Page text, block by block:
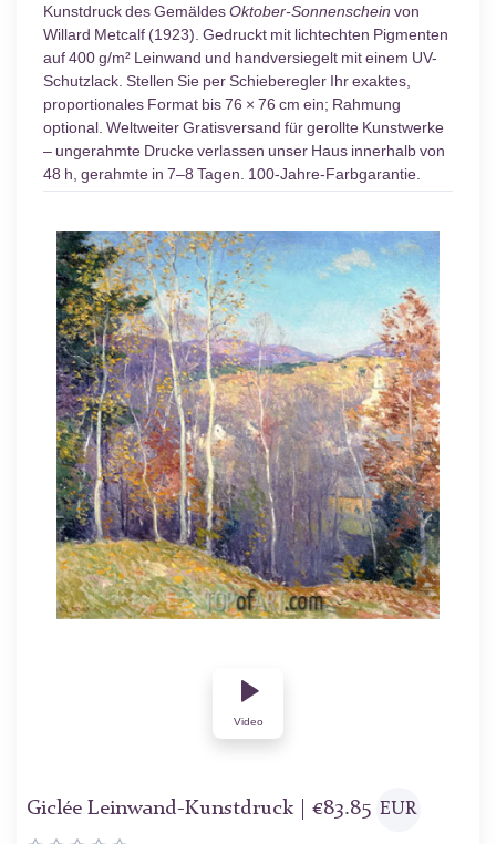
Kunstdruck des GemäldesOktober-Sonnenschein von
Willard Metcalf (1923). Gedruckt mit lichtechten Pigmenten
auf 400 g/m² Leinwand und handversiegelt mit einem UV-
Schutzlack. Stellen Sie per Schieberegler Ihr exaktes,
proportionales Format bis 76 × 76 cm ein; Rahmung
optional. Weltweiter Gratisversand für gerollte Kunstwerke
– ungerahmte Drucke verlassen unser Haus innerhalb von
48 h, gerahmte in 7–8 Tagen. 100-Jahre-Farbgarantie.
Video
Giclée Leinwand-Kunstdruck | €83.85 EUR